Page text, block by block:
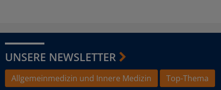
UNSERE NEWSLETTER
Allgemeinmedizin und Innere Medizin
Top-Thema